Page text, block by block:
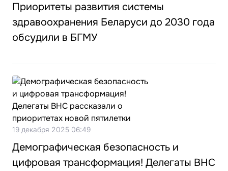
Приоритеты развития системы
здравоохранения Беларуси до 2030 года
обсудили в БГМУ
19 декабря 2025 06:49
Демографическая безопасность и
цифровая трансформация! Делегаты ВНС